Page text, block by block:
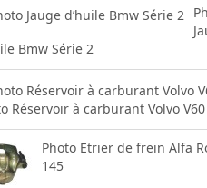
Bmw Série 2
Réservoir à carburant Volvo V60
Photo Etrier de frein Alfa
145